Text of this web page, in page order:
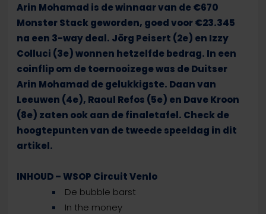
Arin Mohamad is de winnaar van de €670
Monster Stack geworden, goed voor €23.345
na een 3-way deal. Jörg Peisert (2e) en Izzy
Colluci (3e) wonnen hetzelfde bedrag. In een
coinflip om de toernooizege was de Duitser
Arin Mohamad de gelukkigste. Daan van
Leeuwen (4e), Raoul Refos (5e) en Dave Kroon
(8e) zaten ook aan de finaletafel. Check de
hoogtepunten van de tweede speeldag in dit
artikel.
INHOUD – WSOP Circuit Venlo
De bubble barst
In the money